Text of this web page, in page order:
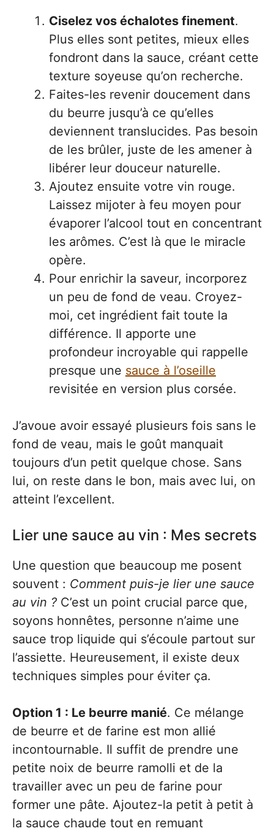
Ciselez vos échalotes finement.
Plus elles sont petites, mieux elles
fondront dans la sauce, créant cette
texture soyeuse qu’on recherche.
Faites-les revenir doucement dans
du beurre jusqu’à ce qu’elles
deviennent translucides. Pas besoin
de les brûler, juste de les amener à
libérer leur douceur naturelle.
Ajoutez ensuite votre vin rouge.
Laissez mijoter à feu moyen pour
évaporer l’alcool tout en concentrant
les arômes. C’est là que le miracle
opère.
Pour enrichir la saveur, incorporez
un peu de fond de veau. Croyez-
moi, cet ingrédient fait toute la
différence. Il apporte une
profondeur incroyable qui rappelle
presque une sauce à l’oseille
revisitée en version plus corsée.
J’avoue avoir essayé plusieurs fois sans le
fond de veau, mais le goût manquait
toujours d’un petit quelque chose. Sans
lui, on reste dans le bon, mais avec lui, on
atteint l’excellent.
Lier une sauce au vin : Mes secrets
Une question que beaucoup me posent
souvent : Comment puis-je lier une sauce
au vin ? C’est un point crucial parce que,
soyons honnêtes, personne n’aime une
sauce trop liquide qui s’écoule partout sur
l’assiette. Heureusement, il existe deux
techniques simples pour éviter ça.
Option 1 : Le beurre manié. Ce mélange
de beurre et de farine est mon allié
incontournable. Il suffit de prendre une
petite noix de beurre ramolli et de la
travailler avec un peu de farine pour
former une pâte. Ajoutez-la petit à petit à
la sauce chaude tout en remuant